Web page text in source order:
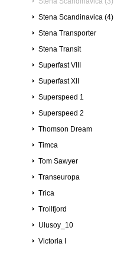
Stena Scandinavica (4)
Stena Transporter
Stena Transit
Superfast VIII
Superfast XII
Superspeed 1
Superspeed 2
Thomson Dream
Timca
Tom Sawyer
Transeuropa
Trica
Trollfjord
Ulusoy_10
Victoria I